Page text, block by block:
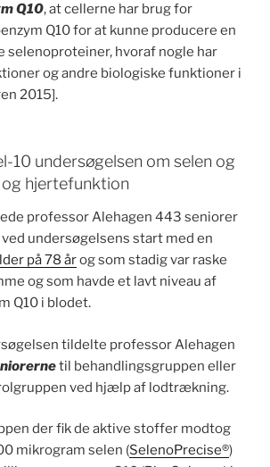
Q10, at cellerne har brug for
Q10 for at kunne producere en
hvoraf nogle har
og andre biologiske funktioner i
2015].
10 undersøgelsen om selen og
hjertefunktion
professor Alehagen 443 seniorer
undersøgelsens start med en
på 78 årog som stadig var raske
og som havde et lavt niveau af
Q10 i blodet.
tildelte professor Alehagen
til behandlingsgruppen eller
ved hjælp af lodtrækning.
der fik de aktive stoffer modtog
mikrogram selen (SelenoPrecise®)